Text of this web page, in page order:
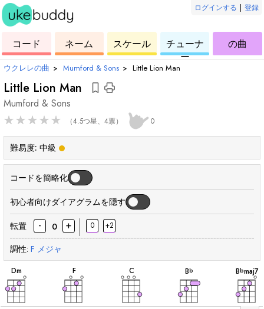
ログインする | 登録
ク
レ
レ
コード
コ
ー
ド
ネーム
ウ
ク
レ
レ
スケール
ク
レ
レ
チューナ
ー
ウ
ク
レ
の曲
ウクレレの曲 › Mumford & Sons › Little Lion Man
Little Lion Man
ド
Mumford & Sons
★ ★ ★ ★ ★ （4.5つ星、4票） 0
難易度: 中級
コードを簡略化
初心者向けダイアグラムを隠す
転置 - 0 + 0 +2
調性: F メジャ
Dm
和
F
和
C
和
Bb
和
Bbmaj7
和